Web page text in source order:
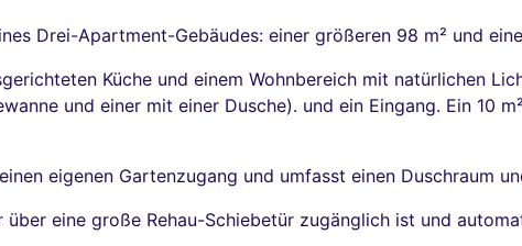
Drei-Apartment-Gebäudes: einer größeren 98 m² und
Küche und einem Wohnbereich mit natürlichen
und einer mit einer Dusche). und ein Eingang. Ein 10
eigenen Gartenzugang und umfasst einen Duschraum
eine große Rehau-Schiebetür zugänglich ist und